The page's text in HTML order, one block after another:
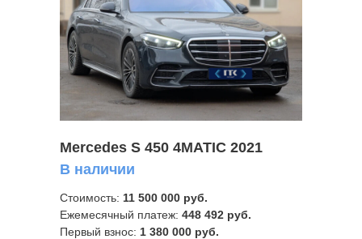
Mercedes S 450 4MATIC 2021
В наличии
Стоимость: 11 500 000 руб.
Ежемесячный платеж: 448 492 руб.
Первый взнос: 1 380 000 руб.